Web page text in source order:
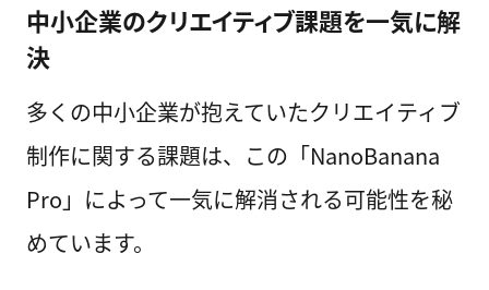
中小企業のクリエイティブ課題を一気に解
決
多くの中小企業が抱えていたクリエイティブ
制作に関する課題は、この「NanoBanana
Pro」によって一気に解消される可能性を秘
めています。